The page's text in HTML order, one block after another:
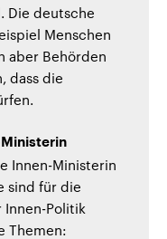
Die deutsche
Menschen
aber Behörden
dass die
Ministerin
Innen-Ministerin
sind für die
Innen-Politik
Themen: